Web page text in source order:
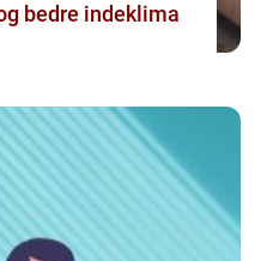
bedre indeklima